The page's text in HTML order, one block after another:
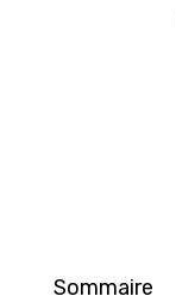
Sommaire